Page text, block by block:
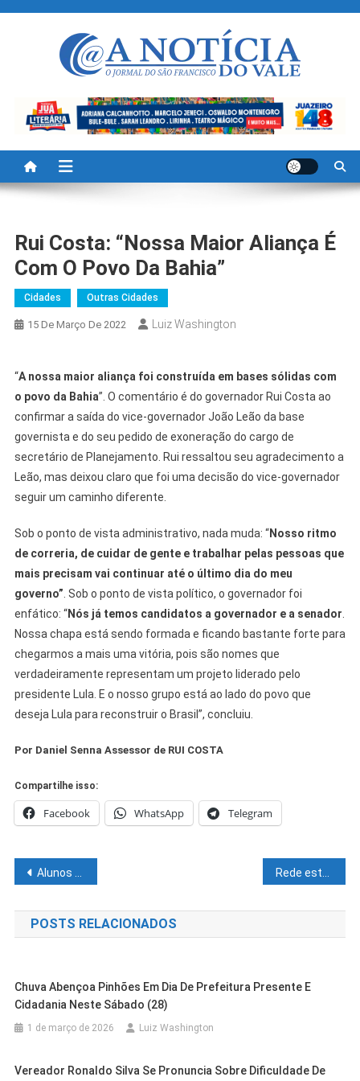
A Noticia Do Vale
Rui Costa: “Nossa Maior Aliança É
Com O Povo Da Bahia”
Cidades Outras Cidades
15 De Março De 2022 Luiz Washington
“A nossa maior aliança foi construída em bases sólidas com
o povo da Bahia”. O comentário é do governador Rui Costa ao
confirmar a saída do vice-governador João Leão da base
governista e do seu pedido de exoneração do cargo de
secretário de Planejamento. Rui ressaltou seu agradecimento a
Leão, mas deixou claro que foi uma decisão do vice-governador
seguir um caminho diferente.
Sob o ponto de vista administrativo, nada muda: “Nosso ritmo
de correria, de cuidar de gente e trabalhar pelas pessoas que
mais precisam vai continuar até o último dia do meu
governo”. Sob o ponto de vista político, o governador foi
enfático: “Nós já temos candidatos a governador e a senador.
Nossa chapa está sendo formada e ficando bastante forte para
chegarmos a mais uma vitória, pois são nomes que
verdadeiramente representam um projeto liderado pelo
presidente Lula. E o nosso grupo está ao lado do povo que
deseja Lula para reconstruir o Brasil”, concluiu.
Por Daniel Senna Assessor de RUI COSTA
Compartilhe isso:
Facebook WhatsApp Telegram
Navegação
de
Post
Alunos retornam às aulas na rede municipal de educação de Juazeiro Rede estadual de ensino recebe seis mil exemplares do livro Torto Arado, que aborda temas como racismo e escravidão no Brasil
POSTS RELACIONADOS
Chuva Abençoa Pinhões Em Dia De Prefeitura Presente E
Cidadania Neste Sábado (28)
1 de março de 2026 Luiz Washington
Vereador Ronaldo Silva Se Pronuncia Sobre Dificuldade De